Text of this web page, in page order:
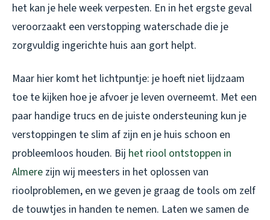
het kan je hele week verpesten. En in het ergste geval
veroorzaakt een verstopping waterschade die je
zorgvuldig ingerichte huis aan gort helpt.
Maar hier komt het lichtpuntje: je hoeft niet lijdzaam
toe te kijken hoe je afvoer je leven overneemt. Met een
paar handige trucs en de juiste ondersteuning kun je
verstoppingen te slim af zijn en je huis schoon en
probleemloos houden. Bij het riool ontstoppen in
Almere zijn wij meesters in het oplossen van
rioolproblemen, en we geven je graag de tools om zelf
de touwtjes in handen te nemen. Laten we samen de